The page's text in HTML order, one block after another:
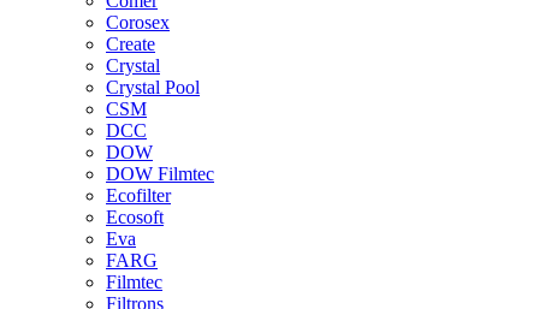
Corosex
Create
Crystal
Crystal Pool
CSM
DCC
DOW
DOW Filmtec
Ecofilter
Ecosoft
Eva
FARG
Filmtec
Filtrons